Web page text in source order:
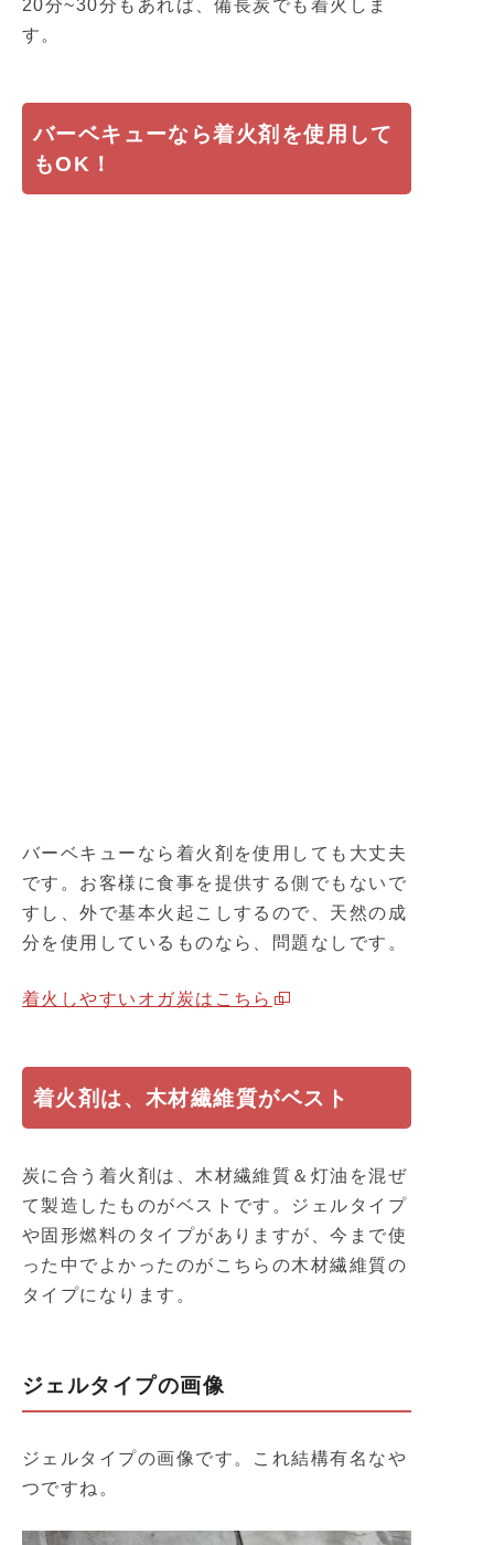
20分~30分もあれば、備長炭でも着火しま
す。
バーベキューなら着火剤を使用して
もOK！
バーベキューなら着火剤を使用しても大丈夫
です。お客様に食事を提供する側でもないで
すし、外で基本火起こしするので、天然の成
分を使用しているものなら、問題なしです。
着火しやすいオガ炭はこちら
着火剤は、木材繊維質がベスト
炭に合う着火剤は、木材繊維質＆灯油を混ぜ
て製造したものがベストです。ジェルタイプ
や固形燃料のタイプがありますが、今まで使
った中でよかったのがこちらの木材繊維質の
タイプになります。
ジェルタイプの画像
ジェルタイプの画像です。これ結構有名なや
つですね。